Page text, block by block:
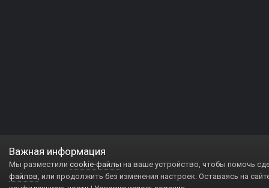
Важная информация
Мы разместили cookie-файлы на ваше устройство, чтобы помочь
файлов, или продолжить без изменения настроек. Оставаясь на